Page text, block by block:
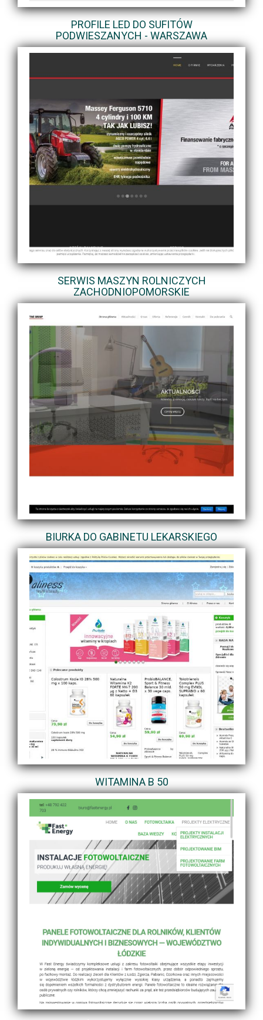
PROFILE LED DO SUFITÓW
PODWIESZANYCH - WARSZAWA
SERWIS MASZYN ROLNICZYCH
ZACHODNIOPOMORSKIE
BIURKA DO GABINETU LEKARSKIEGO
WITAMINA B 50